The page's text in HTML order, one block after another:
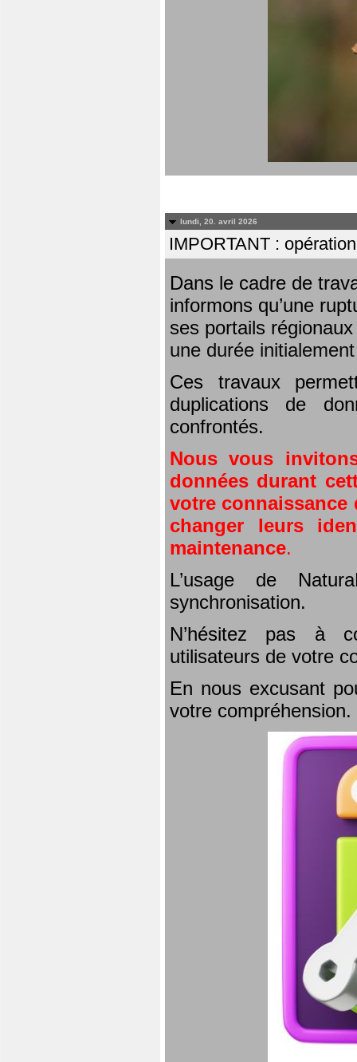
lundi, 20. avril 2026
IMPORTANT :
Dans le cadre de
informons qu’une
ses portails
une durée
Ces travaux
duplications de
confrontés.
Nous vous
données durant
votre connaissance
changer leurs
maintenance.
L’usage de
synchronisation.
N’hésitez pas à
utilisateurs de votre
En nous excusant
votre compréhension.